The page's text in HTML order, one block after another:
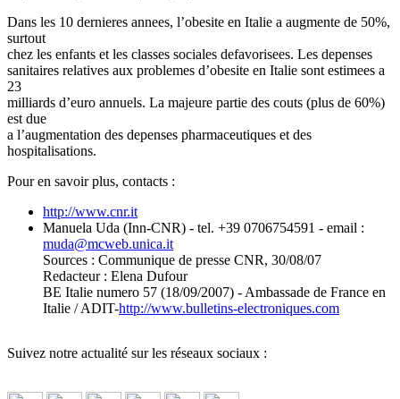
Dans les 10 dernieres annees, l’obesite en Italie a augmente de 50%,
surtout
chez les enfants et les classes sociales defavorisees. Les depenses
sanitaires relatives aux problemes d’obesite en Italie sont estimees a
23
milliards d’euro annuels. La majeure partie des couts (plus de 60%)
est due
a l’augmentation des depenses pharmaceutiques et des
hospitalisations.
Pour en savoir plus, contacts :
http://www.cnr.it
Manuela Uda (Inn-CNR) - tel. +39 0706754591 - email :
muda@mcweb.unica.it
Sources : Communique de presse CNR, 30/08/07
Redacteur : Elena Dufour
BE Italie numero 57 (18/09/2007) - Ambassade de France en
Italie / ADIT-http://www.bulletins-electroniques.com
Suivez notre actualité sur les réseaux sociaux :